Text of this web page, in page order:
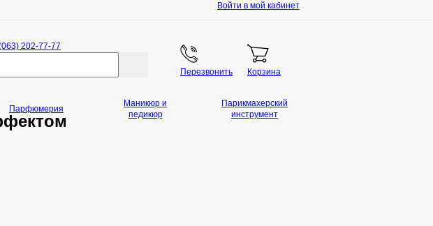
Войти в мой кабинет
202-77-77
Перезвонить Корзина
Парфюмерия
Маникюр и
педикюр
Парикмахерский
инструмент